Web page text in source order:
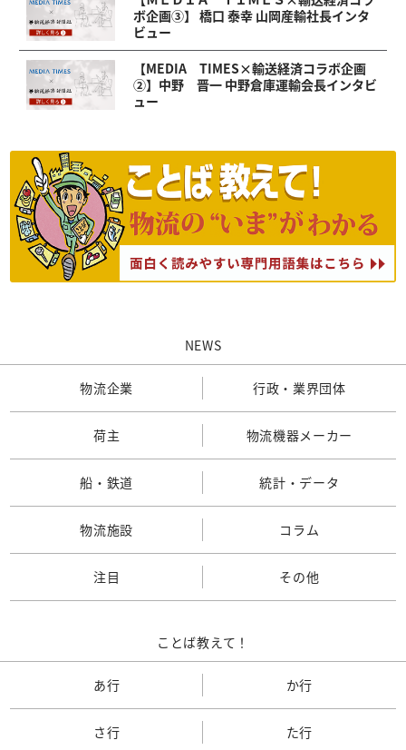
ボ企画③】 橋口 泰幸 山岡産輸社長インタ
ビュー
【MEDIA TIMES×輸送経済コラボ企画
②】中野 晋一 中野倉庫運輸会長インタビ
ュー
NEWS
物流企業 行政・業界団体
荷主 物流機器メーカー
船・鉄道 統計・データ
物流施設 コラム
注目 その他
ことば教えて！
あ行 か行
さ行 た行